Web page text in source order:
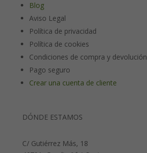
Blog
Aviso Legal
Política de privacidad
Política de cookies
Condiciones de compra y devolución
Pago seguro
Crear una cuenta de cliente
DÓNDE ESTAMOS
C/ Gutiérrez Más, 18